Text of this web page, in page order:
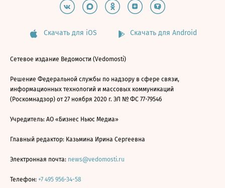
Скачать для iOS Скачать для Android
Сетевое издание Ведомости (Vedomosti)
Решение Федеральной службы по надзору в сфере связи,
информационных технологий и массовых коммуникаций
(Роскомнадзор) от 27 ноября 2020 г. ЭЛ № ФС 77-79546
Учредитель: АО «Бизнес Ньюс Медиа»
Главный редактор: Казьмина Ирина Сергеевна
Электронная почта: news@vedomosti.ru
Телефон: +7 495 956-34-58